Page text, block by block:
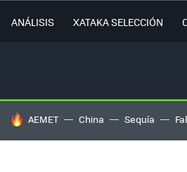
ANÁLISIS XATAKA SELECCIÓN
HOY SE HABLA DE
AEMET China Sequía